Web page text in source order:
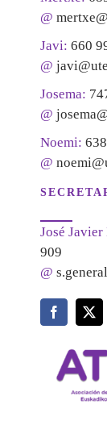
@
Javi: 660
@
Josema:
@
Noemi:
@
José
909
@